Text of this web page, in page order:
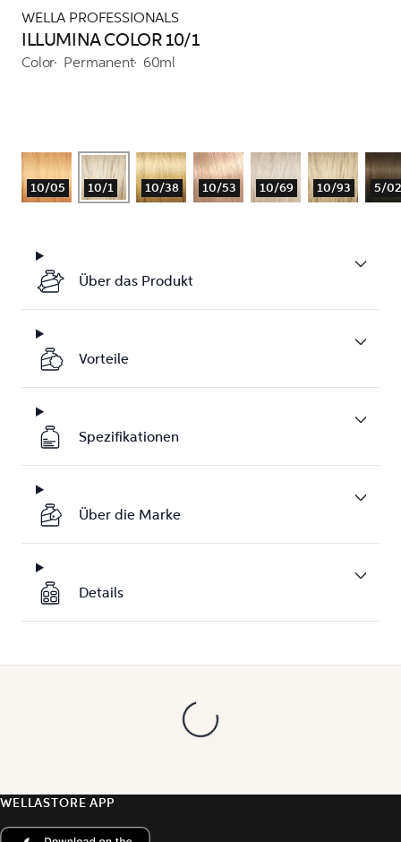
WELLA PROFESSIONALS
ILLUMINA COLOR 10/1
Color Permanent 60ml
10/05 10/1 10/38 10/53 10/69 10/93 5/02
Über das Produkt
Vorteile
Spezifikationen
Über die Marke
Details
WELLASTORE APP